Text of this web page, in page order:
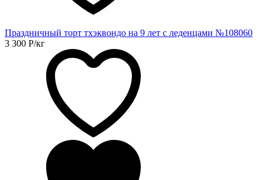
Праздничный торт тхэквондо на 9 лет с леденцами №108060
3 300 Р/кг